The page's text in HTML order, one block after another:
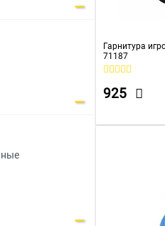
Гарнитура
71187
925